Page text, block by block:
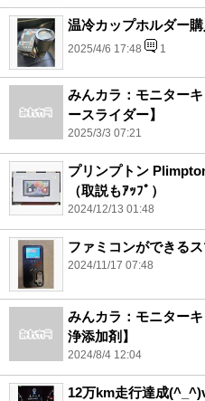
温冷カップホルダー
2025/4/6 17:48 1
みんカラ：モニター
ースライダー】
2025/3/3 07:21
プリンプトン
（取説もｱｯﾌﾟ）
2024/12/13 01:48
ファミコンができる
2024/11/17 07:48
みんカラ：モニター
浄添加剤】
2024/8/4 12:04
12万km走行達成